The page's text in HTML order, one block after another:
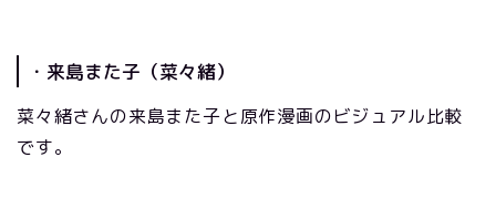
・来島また子（菜々緒）
菜々緒さんの来島また子と原作漫画のビジュアル比較
です。